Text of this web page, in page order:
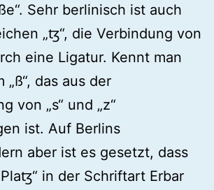
Sehr berlinisch ist auch
„ꜩ“, die Verbindung von
eine Ligatur. Kennt man
„ß“, das aus der
von „s“ und „z“
ist. Auf Berlins
aber ist es gesetzt, dass
in der Schriftart Erbar